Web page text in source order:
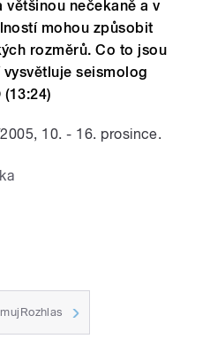
většinou nečekaně a v
mohou způsobit
rozměrů. Co to jsou
seismolog
10. - 16. prosince.